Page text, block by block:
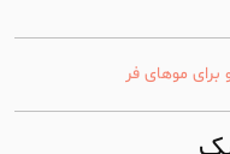
برای موهای فر